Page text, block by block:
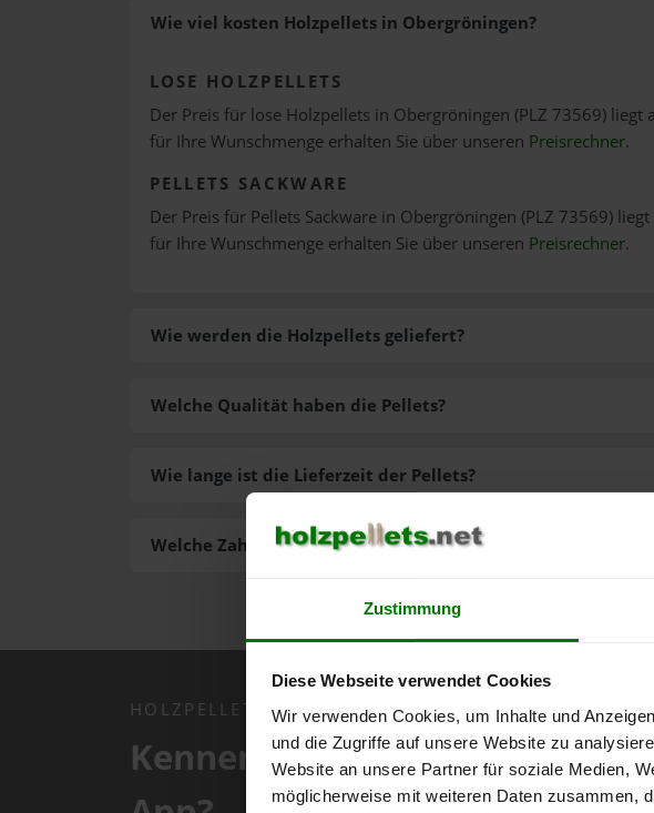
Zustimmung
Diese Webseite verwendet Cookies
Wir verwenden Cookies, um Inhalte und
und die Zugriffe auf unsere Website zu
Website an unsere Partner für soziale Medien,
möglicherweise mit weiteren Daten zusammen,
Wie viel kosten Holzpellets in Obergröningen?
LOSE HOLZPELLETS
Der Preis für lose Holzpellets in Obergröningen (PLZ 73569) liegt
für Ihre Wunschmenge erhalten Sie über unseren Preisrechner.
PELLETS SACKWARE
Der Preis für Pellets Sackware in Obergröningen (PLZ 73569)
für Ihre Wunschmenge erhalten Sie über unseren Preisrechner.
Wie werden die Holzpellets geliefert?
Welche Zahlungsarten gibt es?
Welche Qualität haben die Pellets?
Wie lange ist die Lieferzeit der Pellets?
HOLZPELLETS.NET APP
Kennen Sie schon unsere